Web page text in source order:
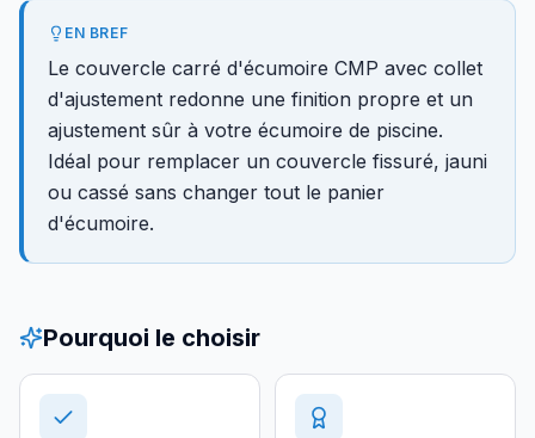
EN BREF
Le couvercle carré d'écumoire CMP avec collet
d'ajustement redonne une finition propre et un
ajustement sûr à votre écumoire de piscine.
Idéal pour remplacer un couvercle fissuré, jauni
ou cassé sans changer tout le panier
d'écumoire.
Pourquoi le choisir